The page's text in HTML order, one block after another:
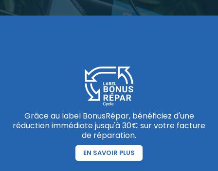
Grâce au label BonusRépar, bénéficiez d'une
réduction immédiate jusqu'à 30€ sur votre facture
de réparation.
EN SAVOIR PLUS